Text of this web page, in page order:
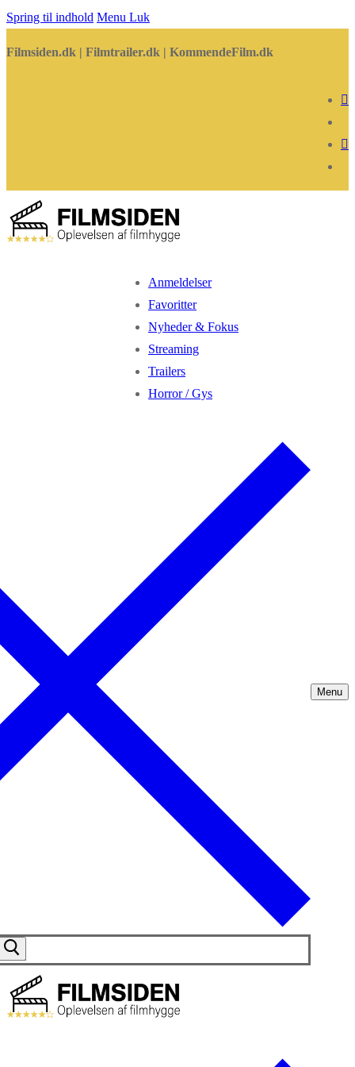
Spring til indhold Menu Luk
Filmsiden.dk | Filmtrailer.dk | KommendeFilm.dk
Anmeldelser
Favoritter
Nyheder & Fokus
Streaming
Trailers
Horror / Gys
Menu